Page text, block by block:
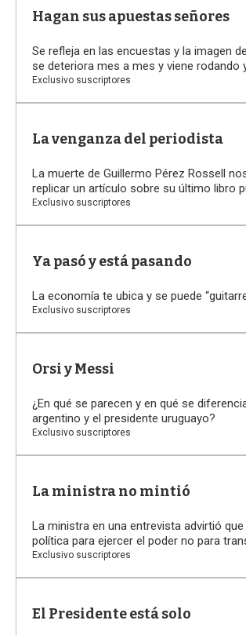
Hagan sus apuestas señores
Se refleja en las encuestas y la imagen
se deteriora mes a mes y viene rodando
Exclusivo suscriptores
La venganza del periodista
La muerte de Guillermo Pérez Rossell
replicar un artículo sobre su último libro
Exclusivo suscriptores
Ya pasó y está pasando
La economía te ubica y se puede
Exclusivo suscriptores
Orsi y Messi
¿En qué se parecen y en qué se
argentino y el presidente uruguayo?
Exclusivo suscriptores
La ministra no mintió
La ministra en una entrevista advirtió que
política para ejercer el poder no para
Exclusivo suscriptores
El Presidente está solo